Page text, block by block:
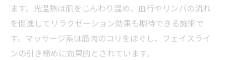
ます。光温熱は肌をじんわり温め、血行やリンパの流れ
を促進してリラクゼーション効果も期待できる施術で
す。マッサージ系は筋肉のコリをほぐし、フェイスライ
ンの引き締めに効果的とされています。